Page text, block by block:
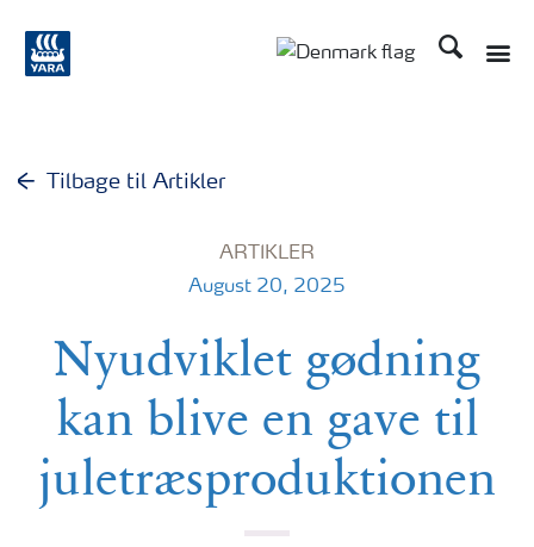
Søg
Tilbage til Artikler
ARTIKLER
August 20, 2025
Nyudviklet gødning
kan blive en gave til
juletræsproduktionen